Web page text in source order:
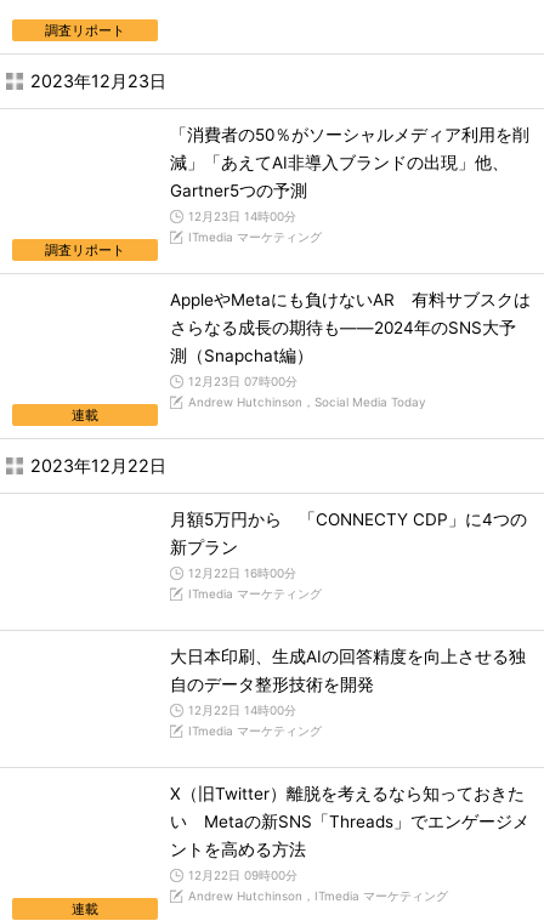
調査リポート
2023年12月23日
調査リポート
「消費者の50％がソーシャルメディア利用を削
減」「あえてAI非導入ブランドの出現」他、
Gartner5つの予測
12月23日 14時00分
ITmedia マーケティング
連載
AppleやMetaにも負けないAR 有料サブスクは
さらなる成長の期待も――2024年のSNS大予
測（Snapchat編）
12月23日 07時00分
Andrew Hutchinson，Social Media Today
2023年12月22日
月額5万円から 「CONNECTY CDP」に4つの
新プラン
12月22日 16時00分
ITmedia マーケティング
大日本印刷、生成AIの回答精度を向上させる独
自のデータ整形技術を開発
12月22日 14時00分
ITmedia マーケティング
連載
X（旧Twitter）離脱を考えるなら知っておきた
い Metaの新SNS「Threads」でエンゲージメ
ントを高める方法
12月22日 09時00分
Andrew Hutchinson，ITmedia マーケティング